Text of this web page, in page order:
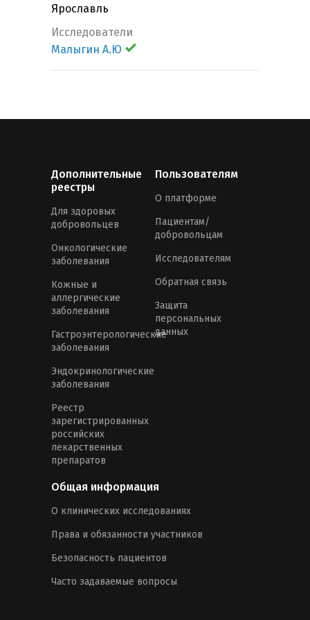
Ярославль
Исследователи
Малыгин А.Ю
Дополнительные
реестры
Для здоровых
добровольцев
Онкологические
заболевания
Кожные и
аллергические
заболевания
Гастроэнтерологические
заболевания
Эндокринологические
заболевания
Реестр
зарегистрированных
российских
лекарственных
препаратов
Пользователям
О платформе
Пациентам/
добровольцам
Исследователям
Обратная связь
Защита
персональных
данных
Общая информация
О клинических исследованиях
Права и обязанности участников
Безопасность пациентов
Часто задаваемые вопросы